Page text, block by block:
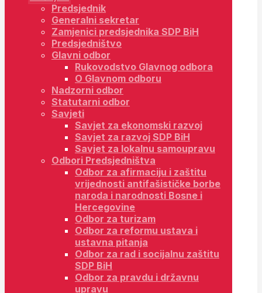
Predsjednik
Generalni sekretar
Zamjenici predsjednika SDP BiH
Predsjedništvo
Glavni odbor
Rukovodstvo Glavnog odbora
O Glavnom odboru
Nadzorni odbor
Statutarni odbor
Savjeti
Savjet za ekonomski razvoj
Savjet za razvoj SDP BiH
Savjet za lokalnu samoupravu
Odbori Predsjedništva
Odbor za afirmaciju i zaštitu
vrijednosti antifašističke borbe
naroda i narodnosti Bosne i
Hercegovine
Odbor za turizam
Odbor za reformu ustava i
ustavna pitanja
Odbor za rad i socijalnu zaštitu
SDP BiH
Odbor za pravdu i državnu
upravu